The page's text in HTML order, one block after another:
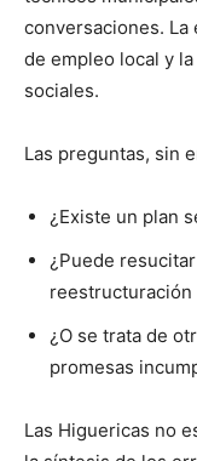
conversaciones. La
de empleo local y
sociales.
Las preguntas, sin
¿Existe un plan
¿Puede
reestructuración
¿O se trata de
promesas
Las Higuericas no